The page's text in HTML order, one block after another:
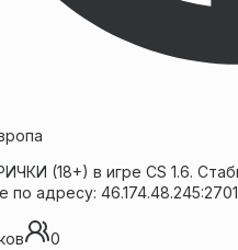
(18+) в игре CS 1.6.
по адресу:
0